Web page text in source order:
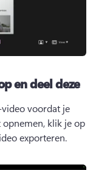
en deel deze
voordat je
opnemen, klik je op
exporteren.